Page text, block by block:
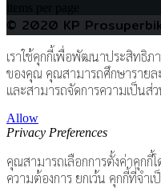
© 2020 KP
เราใช้คุกกี้เพื่อพัฒนาประสิทธิภ
ของคุณ คุณสามารถศึกษารายล
และสามารถจัดการความเป็นส่
Allow
Privacy Preferences
คุณสามารถเลือกการตั้งค่าคุกกี้
ความต้องการ ยกเว้น คุกกี้ที่จำเ